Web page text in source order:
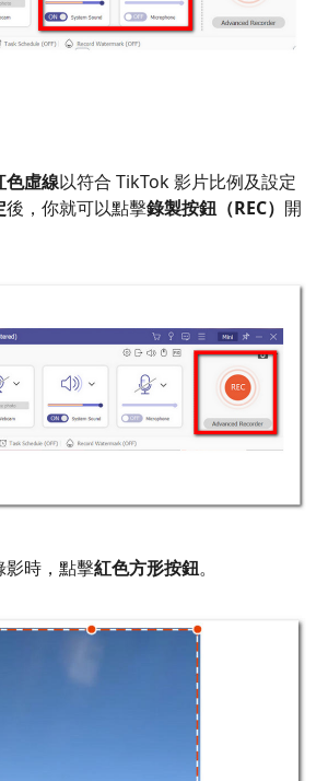
色虛線以符合 TikTok 影片比例及設定
後，你就可以點擊錄製按鈕（REC） 開
影時，點擊紅色方形按鈕。